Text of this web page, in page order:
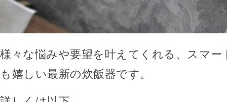
様々な悩みや要望を叶えてくれる、スマ
も嬉しい最新の炊飯器です。